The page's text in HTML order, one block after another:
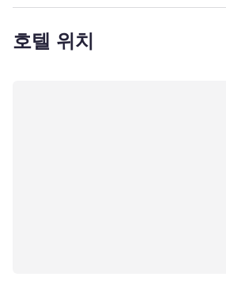
호텔 위치